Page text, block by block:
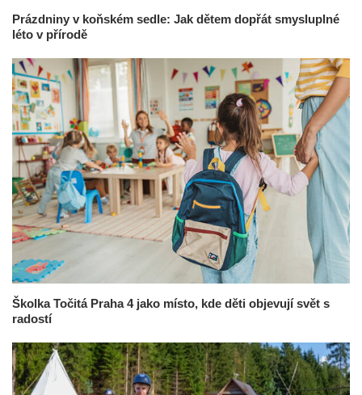
Prázdniny v koňském sedle: Jak dětem dopřát smysluplné
léto v přírodě
Školka Točitá Praha 4 jako místo, kde děti objevují svět s
radostí